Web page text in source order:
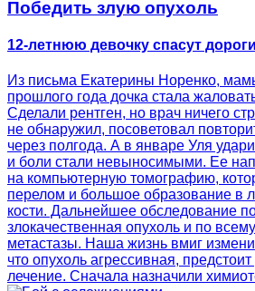
Победить злую опухоль
12-летнюю девочку спасут
Из письма Екатерины Норенко,
прошлого года дочка стала
Сделали рентген, но врач ничего
не обнаружил, посоветовал
через полгода. А в январе Уля
и боли стали невыносимыми. Ее
на компьютерную томографию,
перелом и большое образование в
кости. Дальнейшее обследование
злокачественная опухоль и по
метастазы. Наша жизнь вмиг
что опухоль агрессивная,
лечение. Сначала назначили